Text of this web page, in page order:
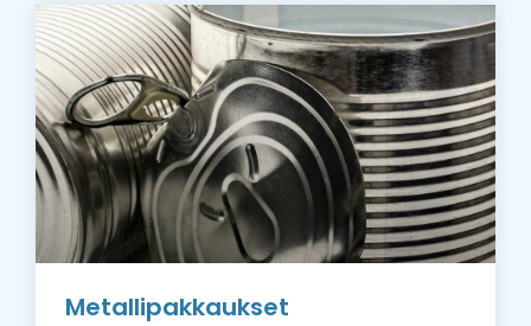
Metallipakkaukset